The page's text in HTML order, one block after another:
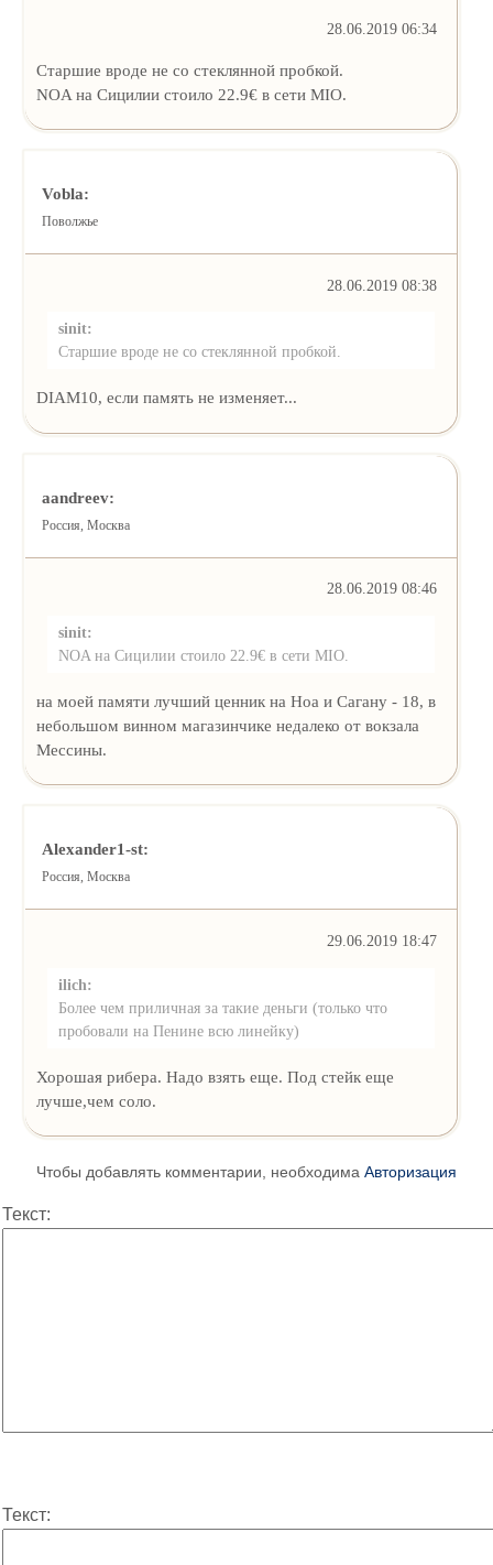
28.06.2019 06:34
Старшие вроде не со стеклянной пробкой.
NOA на Сицилии стоило 22.9€ в сети MIO.
Vobla:
Поволжье
28.06.2019 08:38
sinit:
Старшие вроде не со стеклянной пробкой.
DIAM10, если память не изменяет...
aandreev:
Россия, Москва
28.06.2019 08:46
sinit:
NOA на Сицилии стоило 22.9€ в сети MIO.
на моей памяти лучший ценник на Ноа и Сагану - 18, в
небольшом винном магазинчике недалеко от вокзала
Мессины.
Alexander1-st:
Россия, Москва
29.06.2019 18:47
ilich:
Более чем приличная за такие деньги (только что
пробовали на Пенине всю линейку)
Хорошая рибера. Надо взять еще. Под стейк еще
лучше,чем соло.
Чтобы добавлять комментарии, необходима Авторизация
Текст:
Текст: